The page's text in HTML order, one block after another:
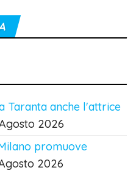
Taranta anche l'attrice
2026
promuove
2026